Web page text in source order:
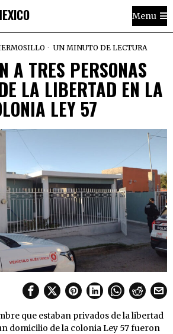
Menu
UN MINUTO DE LECTURA
A TRES PERSONAS
LA LIBERTAD EN LA
LEY 57
que estaban privados de la libertad
domicilio de la colonia Ley 57 fueron